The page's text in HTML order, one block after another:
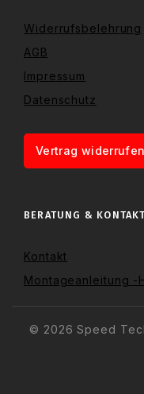
Widerrufsbelehrung
AGB
Impressum
Datenschutz
Vertrag widerrufen
BERATUNG &
Kontakt
Montageanleitung -
© 2026 Speed